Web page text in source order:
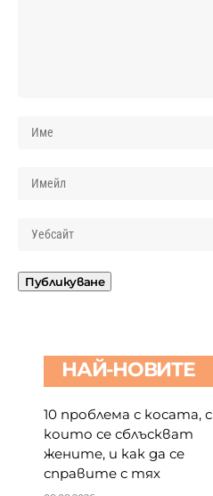
НАЙ-НОВИТЕ
10 проблема с косата, с
които се сблъскват
жените, и как да се
справите с тях